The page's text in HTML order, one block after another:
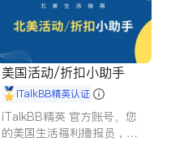
美国活动/折扣小助手
iTalkBB精英认证
iTalkBB精英 官方账号。您
的美国生活福利播报员，精